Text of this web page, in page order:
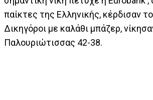
παίκτες της Ελληνικής, κέρδισαν
Δικηγόροι με καλάθι μπάζερ,
Παλουριώτισσας 42-38.